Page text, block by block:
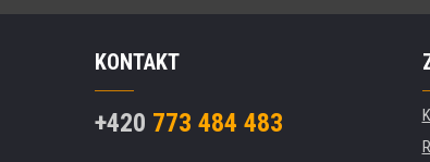
KONTAKT
+420 773 484 483